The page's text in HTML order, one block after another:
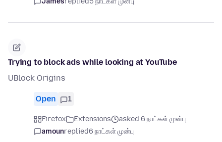
Trying to block ads while looking at YouTube
UBlock Origins
Open 1
Firefox Extensions
asked 6 நாட்கள் முன்பு
amounreplied6 நாட்கள் முன்பு